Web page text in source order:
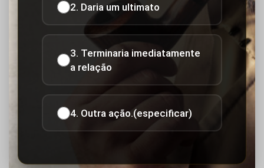
2. Daria um ultimato
3. Terminaria imediatamente
a relação
4. Outra ação.(especificar)